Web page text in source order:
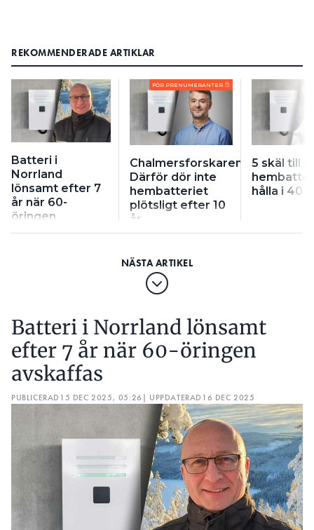
REKOMMENDERADE ARTIKLAR
Batteri i
Norrland
lönsamt efter 7
år när 60-
öringen
avskaffas
FÖR PRENUMERANTER
Chalmersforskaren:
Därför dör inte
hembatteriet
plötsligt efter 10
år
5 skäl till
hålla i 40
Batteri i Norrland lönsamt
efter 7 år när 60-öringen
avskaffas
PUBLICERAD 15 DEC 2025, 05:26 | UPPDATERAD 16 DEC 2025